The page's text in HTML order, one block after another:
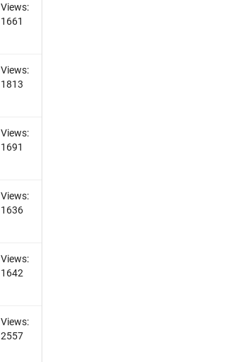
Views:
1661
Views:
1813
Views:
1691
Views:
1636
Views:
1642
Views:
2557